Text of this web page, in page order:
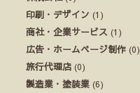
印刷・デザイン (1)
商社・企業サービス (1)
広告・ホームページ制作 (0)
旅行代理店 (0)
製造業・塗装業 (6)